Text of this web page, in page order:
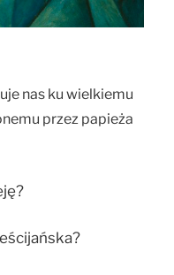
nas ku wielkiemu
przez papieża